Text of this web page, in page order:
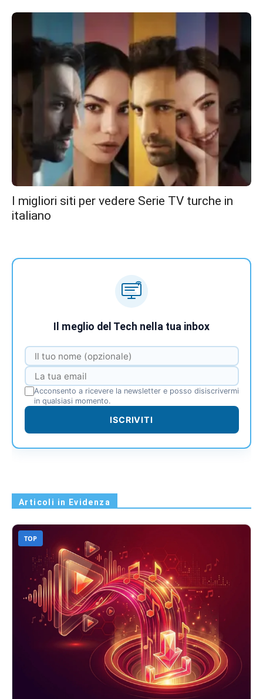
I migliori siti per vedere Serie TV turche in
italiano
Il meglio del Tech nella tua inbox
Acconsento a ricevere la newsletter e posso disiscrivermi
in qualsiasi momento.
ISCRIVITI
Articoli in Evidenza
TOP